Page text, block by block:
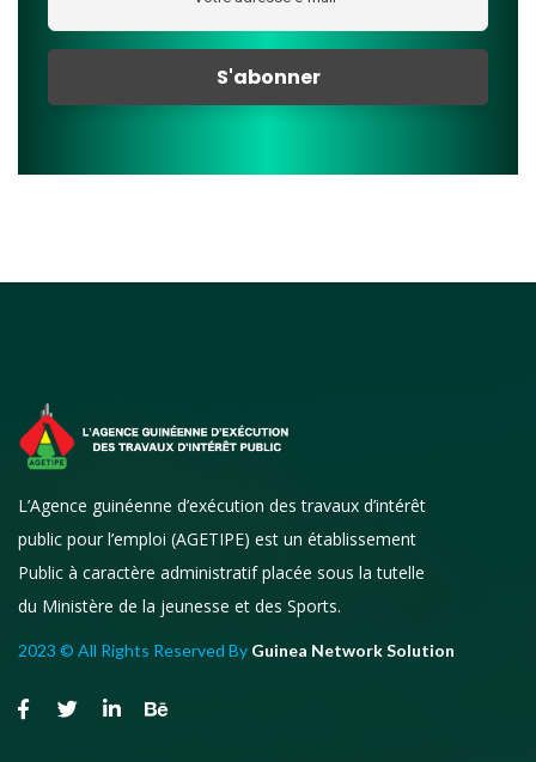
L’Agence guinéenne d’exécution des travaux d’intérêt
public pour l’emploi (AGETIPE) est un établissement
Public à caractère administratif placée sous la tutelle
du Ministère de la jeunesse et des Sports.
2023 © All Rights Reserved By Guinea Network Solution